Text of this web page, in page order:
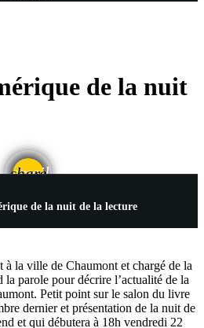
de la nuit
share
email
de la nuit de la lecture
la ville de Chaumont et chargé de la
parole pour décrire l’actualité de la
Petit point sur le salon du livre
dernier et présentation de la nuit de
et qui débutera à 18h vendredi 22